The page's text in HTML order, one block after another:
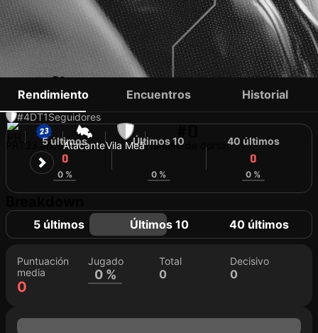
JOÃO MAGA
#4DT1Seguidores
23 añosAtacanteVila MeãNúmero de dorsal
Rendimiento Encuentros Historial
5 últimos
0
0 %
Últimos 10
0 %
40 últimos
0
0 %
5 últimos Últimos 10 40 últimos
Puntuación
media
0
Jugado
0 %
Total
0
Decisivo
0